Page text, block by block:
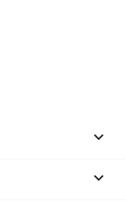

